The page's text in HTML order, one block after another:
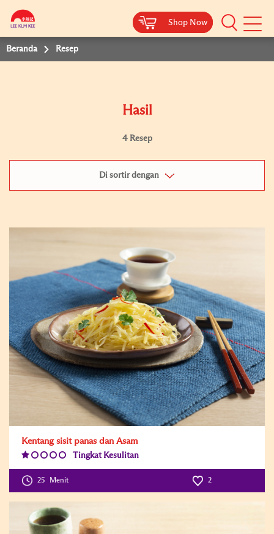
Shop Now
Shop Now
Beranda Resep
Hasil
4 Resep
Di sortir dengan
Kentang sisit panas dan Asam
Tingkat Kesulitan
25 Menit 2